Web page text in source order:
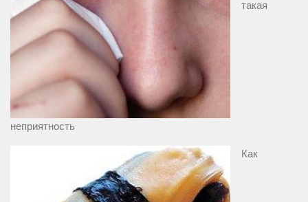
такая
неприятность
Как